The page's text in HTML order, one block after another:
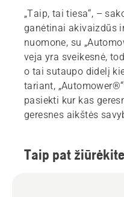
„Taip, tai tiesa“, –
ganėtinai akivaizdūs
nuomone, su
veja yra sveikesnė,
o tai sutaupo didelį
tariant,
pasiekti kur kas
geresnes aikštės
Taip pat žiūrėkite